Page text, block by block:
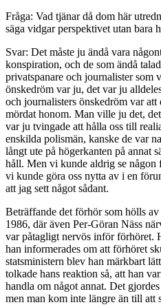
Fråga: Vad tjänar då dom här
säga vidgar perspektivet utan bara
Svar: Det måste ju ändå vara
konspiration, och de som ändå
privatspanare och journalister som
önskedröm var ju, det var ju
och journalisters önskedröm var
mördat honom. Man ville ju det,
var ju tvingade att hålla oss till
enskilda polismän, kanske de var
långt ute på högerkanten på annat
håll. Men vi kunde aldrig se någon
vi kunde göra oss nytta av i en
att jag sett något sådant.
Beträffande det förhör som hölls
1986, där även Per-Göran Näss
var påtagligt nervös inför förhöret.
han informerades om att förhöret
statsministern blev han märkbart
tolkade hans reaktion så, att han
handla om något annat. Det
men man kom inte längre än till att